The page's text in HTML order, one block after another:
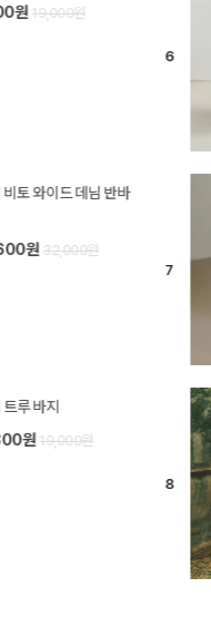
원 19,000원
핀 카프리 팬츠
기 바지
원 20,000원